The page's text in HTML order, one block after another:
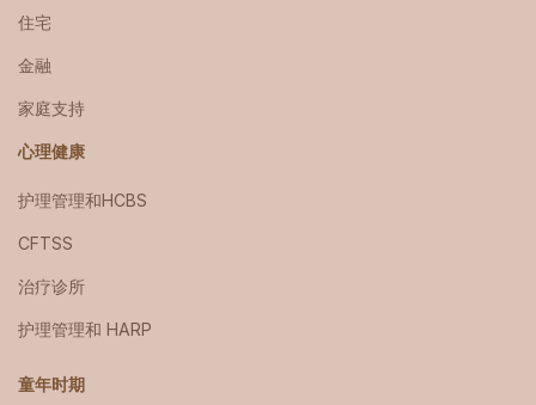
住宅
金融
家庭支持
心理健康
护理管理和HCBS
CFTSS
治疗诊所
护理管理和 HARP
童年时期